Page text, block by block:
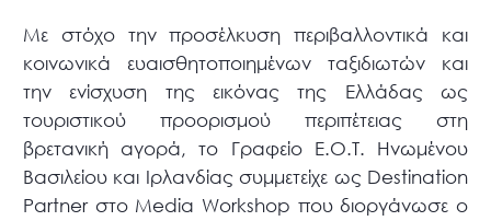
Με στόχο την προσέλκυση περιβαλλοντικά και
κοινωνικά ευαισθητοποιημένων ταξιδιωτών και
την ενίσχυση της εικόνας της Ελλάδας ως
τουριστικού προορισμού περιπέτειας στη
βρετανική αγορά, το Γραφείο Ε.Ο.Τ. Ηνωμένου
Βασιλείου και Ιρλανδίας συμμετείχε ως Destination
Partner στο Media Workshop που διοργάνωσε ο